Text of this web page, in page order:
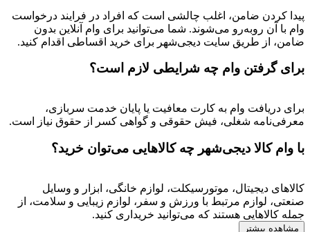
پیدا کردن ضامن، اغلب چالشی است که افراد در فرایند درخواست
وام با آن روبه‌رو می‌شوند. شما می‌توانید برای وام آنلاین بدون
ضامن، از طریق سایت دیجی‌شهر برای خرید اقساطی اقدام کنید.
برای گرفتن وام چه شرایطی لازم است؟
برای دریافت وام به کارت معافیت یا پایان خدمت سربازی،
معرفی‌نامه شغلی، فیش حقوقی و گواهی کسر از حقوق نیاز است.
با وام کالا دیجی‌شهر چه کالاهایی می‌توان خرید؟
کالاهای دیجیتال، موتورسیکلت، لوازم خانگی، ابزار و وسایل
صنعتی، لوازم مرتبط با ورزش و سفر، لوازم زیبایی و سلامت، از
جمله کالاهایی هستند که می‌توانید خریداری کنید.
مشاهده بیشتر